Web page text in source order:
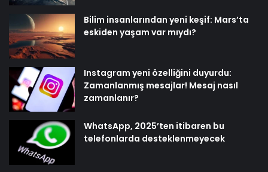
Bilim insanlarından yeni keşif: Mars’ta
eskiden yaşam var mıydı?
Instagram yeni özelliğini duyurdu:
Zamanlanmış mesajlar! Mesaj nasıl
zamanlanır?
WhatsApp, 2025’ten itibaren bu
telefonlarda desteklenmeyecek